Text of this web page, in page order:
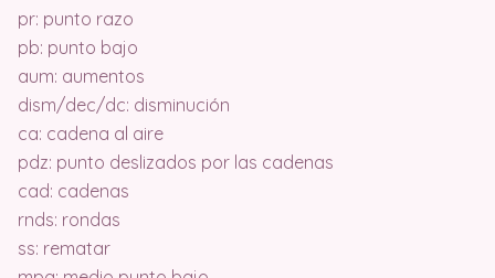
pr: punto razo
pb: punto bajo
aum: aumentos
dism/dec/dc: disminución
ca: cadena al aire
pdz: punto deslizados por las cadenas
cad: cadenas
rnds: rondas
ss: rematar